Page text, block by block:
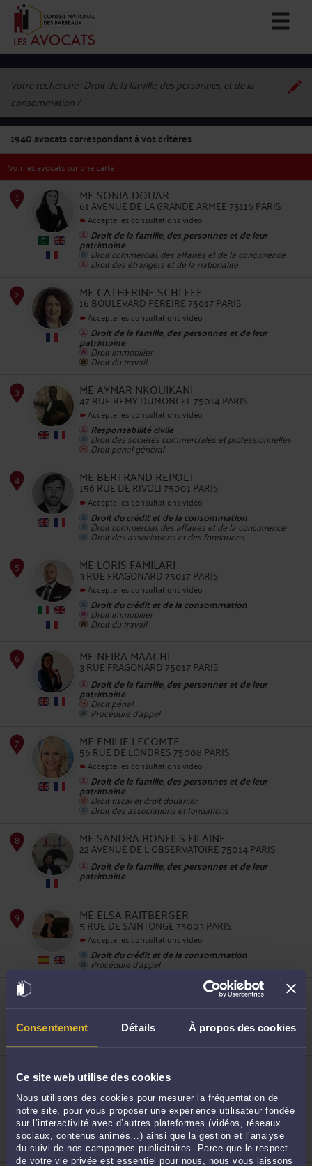
Consentement Détails À propos des cookies
Ce site web utilise des cookies
Nous utilisons des cookies pour mesurer la fréquentation de
notre site, pour vous proposer une expérience utilisateur fondée
sur l’interactivité avec d’autres plateformes (vidéos, réseaux
sociaux, contenus animés…) ainsi que la gestion et l’analyse
du suivi de nos campagnes publicitaires. Parce que le respect
de votre vie privée est essentiel pour nous, nous vous laissons
Votre recherche :Droit de la famille, des personnes, et de la
consommation
1940avocats correspondant à vos critères
Voir les avocats sur une carte
ME SONIA DOUAR
61 AVENUE DE LA GRANDE ARMEE 75116 PARIS
Accepte les consultations vidéo
Droit de la famille, des personnes et de leur
patrimoine
Droit commercial, des affaires et de la concurrence
Droit des étrangers et de la nationalité
ME CATHERINE SCHLEEF
16 BOULEVARD PEREIRE 75017 PARIS
Accepte les consultations vidéo
Droit de la famille, des personnes et de leur
patrimoine
Droit immobilier
Droit du travail
3
ME AYMAR NKOUIKANI
47 RUE REMY DUMONCEL 75014 PARIS
Accepte les consultations vidéo
Responsabilité civile
Droit des sociétés commerciales et professionnelles
Droit pénal général
ME BERTRAND REPOLT
156 RUE DE RIVOLI 75001 PARIS
Accepte les consultations vidéo
Droit du crédit et de la consommation
Droit commercial, des affaires et de la concurrence
Droit des associations et des fondations
ME LORIS FAMILARI
3 RUE FRAGONARD 75017 PARIS
Accepte les consultations vidéo
Droit du crédit et de la consommation
Droit immobilier
Droit du travail
ME NEÏRA MAACHI
3 RUE FRAGONARD 75017 PARIS
Droit de la famille, des personnes et de leur
patrimoine
Droit pénal
Procédure d'appel
7
ME EMILIE LECOMTE
56 RUE DE LONDRES 75008 PARIS
Accepte les consultations vidéo
Droit de la famille, des personnes et de leur
patrimoine
Droit fiscal et droit douanier
Droit des associations et fondations
8
ME SANDRA BONFILS FILAINE
22 AVENUE DE L OBSERVATOIRE 75014 PARIS
Droit de la famille, des personnes et de leur
patrimoine
9
ME ELSA RAITBERGER
5 RUE DE SAINTONGE 75003 PARIS
Accepte les consultations vidéo
Droit du crédit et de la consommation
Procédure d'appel
9 AVENUE DE L OBSERVATOIRE 75006 PARIS
Droit de la famille, des personnes et de leur
patrimoine
ME LYDIENNE YEN EYOUM
20 RUE SAINT MARTIN 75004 PARIS
Accepte les consultations vidéo
Droit de la famille, des personnes et de leur
patrimoine
Droit du travail
Droit des garanties, des sûretés et des mesures
d'exécution